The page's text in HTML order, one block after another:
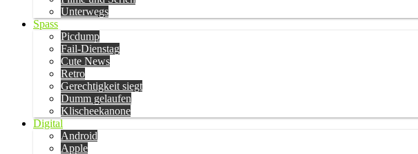
Unterwegs
Spass
Picdump
Fail-Dienstag
Cute News
Retro
Gerechtigkeit siegt
Dumm gelaufen
Klischeekanone
Digital
Android
Apple